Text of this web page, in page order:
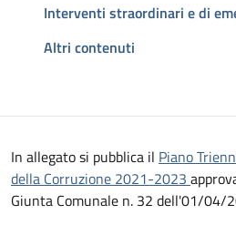
Interventi straordinari e di
Altri contenuti
Descrizione
In allegato si pubblica il Piano
della Corruzione 2021-2023
Giunta Comunale n. 32 dell'01/04/